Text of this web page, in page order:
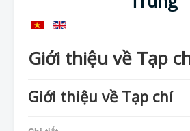
Giới thiệu về Tạp
Giới thiệu về Tạp chí